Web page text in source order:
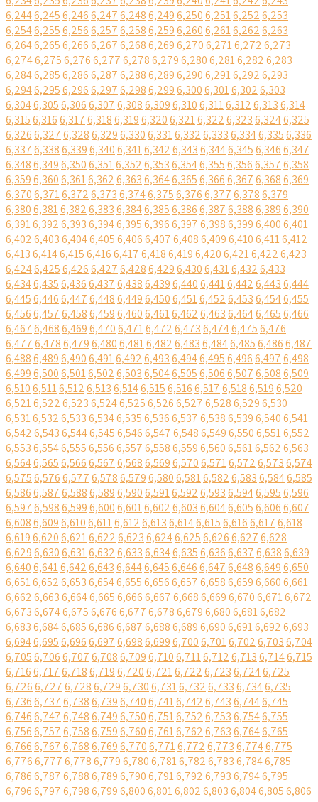
6,2446,2456,2466,2476,2486,2496,2506,2516,2526,253
6,2546,2556,2566,2576,2586,2596,2606,2616,2626,263
6,2646,2656,2666,2676,2686,2696,2706,2716,2726,273
6,2746,2756,2766,2776,2786,2796,2806,2816,2826,283
6,2846,2856,2866,2876,2886,2896,2906,2916,2926,293
6,2946,2956,2966,2976,2986,2996,3006,3016,3026,303
6,3046,3056,3066,3076,3086,3096,3106,3116,3126,3136,314
6,3156,3166,3176,3186,3196,3206,3216,3226,3236,3246,325
6,3266,3276,3286,3296,3306,3316,3326,3336,3346,3356,336
6,3376,3386,3396,3406,3416,3426,3436,3446,3456,3466,347
6,3486,3496,3506,3516,3526,3536,3546,3556,3566,3576,358
6,3596,3606,3616,3626,3636,3646,3656,3666,3676,3686,369
6,3706,3716,3726,3736,3746,3756,3766,3776,3786,379
6,3806,3816,3826,3836,3846,3856,3866,3876,3886,3896,390
6,3916,3926,3936,3946,3956,3966,3976,3986,3996,4006,401
6,4026,4036,4046,4056,4066,4076,4086,4096,4106,4116,412
6,4136,4146,4156,4166,4176,4186,4196,4206,4216,4226,423
6,4246,4256,4266,4276,4286,4296,4306,4316,4326,433
6,4346,4356,4366,4376,4386,4396,4406,4416,4426,4436,444
6,4456,4466,4476,4486,4496,4506,4516,4526,4536,4546,455
6,4566,4576,4586,4596,4606,4616,4626,4636,4646,4656,466
6,4676,4686,4696,4706,4716,4726,4736,4746,4756,476
6,4776,4786,4796,4806,4816,4826,4836,4846,4856,4866,487
6,4886,4896,4906,4916,4926,4936,4946,4956,4966,4976,498
6,4996,5006,5016,5026,5036,5046,5056,5066,5076,5086,509
6,5106,5116,5126,5136,5146,5156,5166,5176,5186,5196,520
6,5216,5226,5236,5246,5256,5266,5276,5286,5296,530
6,5316,5326,5336,5346,5356,5366,5376,5386,5396,5406,541
6,5426,5436,5446,5456,5466,5476,5486,5496,5506,5516,552
6,5536,5546,5556,5566,5576,5586,5596,5606,5616,5626,563
6,5646,5656,5666,5676,5686,5696,5706,5716,5726,5736,574
6,5756,5766,5776,5786,5796,5806,5816,5826,5836,5846,585
6,5866,5876,5886,5896,5906,5916,5926,5936,5946,5956,596
6,5976,5986,5996,6006,6016,6026,6036,6046,6056,6066,607
6,6086,6096,6106,6116,6126,6136,6146,6156,6166,6176,618
6,6196,6206,6216,6226,6236,6246,6256,6266,6276,628
6,6296,6306,6316,6326,6336,6346,6356,6366,6376,6386,639
6,6406,6416,6426,6436,6446,6456,6466,6476,6486,6496,650
6,6516,6526,6536,6546,6556,6566,6576,6586,6596,6606,661
6,6626,6636,6646,6656,6666,6676,6686,6696,6706,6716,672
6,6736,6746,6756,6766,6776,6786,6796,6806,6816,682
6,6836,6846,6856,6866,6876,6886,6896,6906,6916,6926,693
6,6946,6956,6966,6976,6986,6996,7006,7016,7026,7036,704
6,7056,7066,7076,7086,7096,7106,7116,7126,7136,7146,715
6,7166,7176,7186,7196,7206,7216,7226,7236,7246,725
6,7266,7276,7286,7296,7306,7316,7326,7336,7346,735
6,7366,7376,7386,7396,7406,7416,7426,7436,7446,745
6,7466,7476,7486,7496,7506,7516,7526,7536,7546,755
6,7566,7576,7586,7596,7606,7616,7626,7636,7646,765
6,7666,7676,7686,7696,7706,7716,7726,7736,7746,775
6,7766,7776,7786,7796,7806,7816,7826,7836,7846,785
6,7866,7876,7886,7896,7906,7916,7926,7936,7946,795
6,7966,7976,7986,7996,8006,8016,8026,8036,8046,8056,806